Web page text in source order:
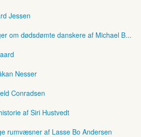
Jessen
om dødsdømte danskere af Michael B...
Nesser
Conradsen
af Siri Hustvedt
rumvæsner af Lasse Bo Andersen